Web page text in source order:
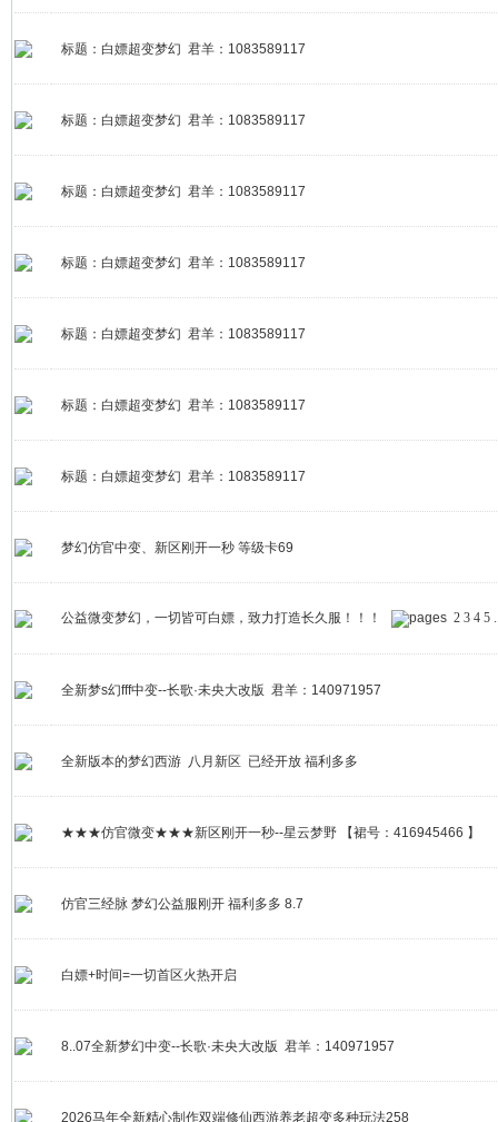
标题：白嫖超变梦幻 君羊：1083589117
标题：白嫖超变梦幻 君羊：1083589117
标题：白嫖超变梦幻 君羊：1083589117
标题：白嫖超变梦幻 君羊：1083589117
标题：白嫖超变梦幻 君羊：1083589117
标题：白嫖超变梦幻 君羊：1083589117
标题：白嫖超变梦幻 君羊：1083589117
梦幻仿官中变、新区刚开一秒 等级卡69
公益微变梦幻，一切皆可白嫖，致力打造长久服！！！ 2 3 4 5
全新梦s幻fff中变--长歌·未央大改版 君羊：140971957
全新版本的梦幻西游 八月新区 已经开放 福利多多
★★★仿官微变★★★新区刚开一秒--星云梦野 【裙号：416945466 】
仿官三经脉 梦幻公益服刚开 福利多多 8.7
白嫖+时间=一切首区火热开启
8..07全新梦幻中变--长歌·未央大改版 君羊：140971957
2026马年全新精心制作双端修仙西游养老超变多种玩法258